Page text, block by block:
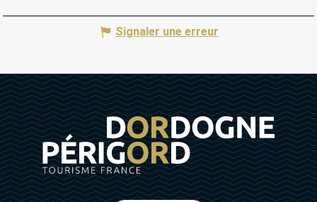
Signaler une erreur